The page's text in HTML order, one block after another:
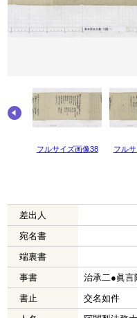
フルサイズ画像38 フル
差出人
宛名書
端裏書
事書
治承二●眞言
書止
交名如件